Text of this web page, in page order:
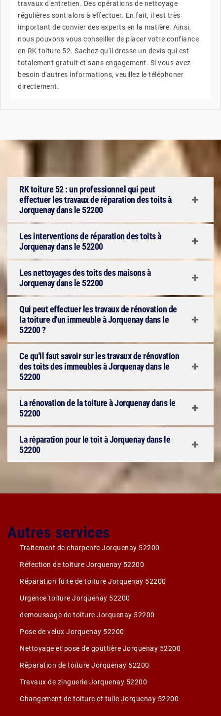
travaux d'entretien. Des opérations de nettoyage
régulières sont alors à effectuer. En fait, il est très
important de convier des experts en la matière. Ainsi,
nous pouvons vous conseiller de placer votre confiance
en RK toiture 52. Sachez qu'il dresse un devis qui est
totalement gratuit et sans engagement. Si vous avez
besoin d'autres informations, veuillez le téléphoner
directement.
RK toiture 52 : un professionnel qui peut
effectuer les travaux de réparation des toits à
Jorquenay dans le 52200
Les interventions de réparation des toits à
Jorquenay dans le 52200
Les nettoyages des toits des maisons à
Jorquenay dans le 52200
Qui peut effectuer les travaux de rénovation de
la toiture d'un immeuble à Jorquenay dans le
52200 ?
Ce qu'il faut savoir sur les travaux de rénovation
des toits des immeubles à Jorquenay dans le
52200
La rénovation de la toiture à Jorquenay dans le
52200
La réparation pour le toit à Jorquenay dans le
52200
Autres services
Traitement de charpente Jorquenay 52200
Réfection de toiture Jorquenay 52200
Réparation fuite de toiture Jorquenay 52200
Urgence toiture Jorquenay 52200
demoussage de toiture Jorquenay 52200
Pose de velux Jorquenay 52200
Nettoyage et pose de gouttière Jorquenay 52200
Réparation de toiture Jorquenay 52200
Travaux de zinguerie Jorquenay 52200
Changement de toiture et tuile Jorquenay 52200